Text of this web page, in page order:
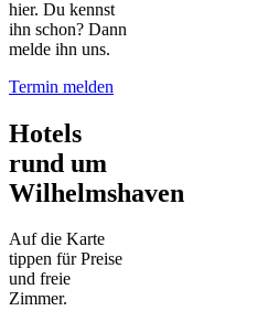
hier. Du kennst
ihn schon? Dann
melde ihn uns.
Termin melden
Hotels
rund um
Wilhelmshaven
Auf die Karte
tippen für Preise
und freie
Zimmer.